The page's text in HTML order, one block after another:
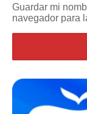
Guardar mi
navegador para